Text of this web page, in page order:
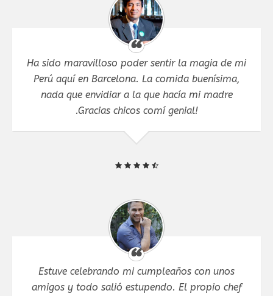
Ha sido maravilloso poder sentir la magia de mi
Perú aquí en Barcelona. La comida buenísima,
nada que envidiar a la que hacía mi madre
.Gracias chicos comí genial!
Estuve celebrando mi cumpleaños con unos
amigos y todo salió estupendo. El propio chef